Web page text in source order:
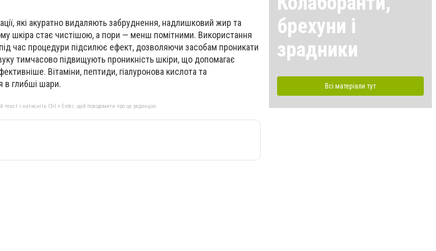
які акуратно видаляють забруднення, надлишковий жир та
шкіра стає чистішою, а пори — менш помітними. Використання
час процедури підсилює ефект, дозволяючи засобам проникати
тимчасово підвищують проникність шкіри, що допомагає
Вітаміни, пептиди, гіалуронова кислота та
в глибші шари.
і натисніть Ctrl + Enter, щоб повідомити про це редакцію
брехуни і
зрадники
Всі матеріали тут